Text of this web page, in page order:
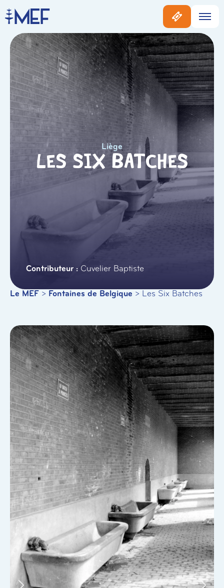
Liège
Les Six Batches
Cuvelier Baptiste
Le MEF > Fontaines de Belgique > Les Six Batches